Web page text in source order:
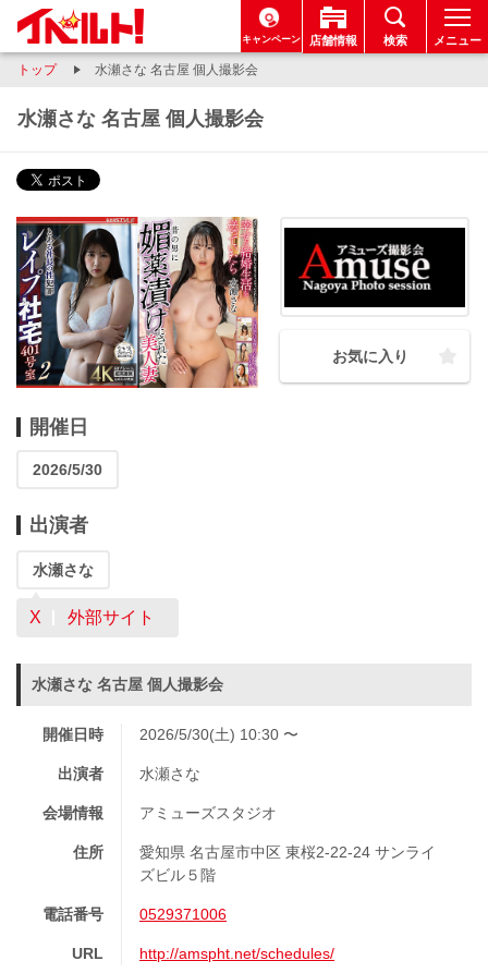
キャンペーン 店舗情報 検索 メニュー
トップ 水瀬さな 名古屋 個人撮影会
水瀬さな 名古屋 個人撮影会
お気に入り
開催日
2026/5/30
出演者
水瀬さな
X 外部サイト
水瀬さな 名古屋 個人撮影会
開催日時 2026/5/30(土) 10:30 〜
出演者 水瀬さな
会場情報 アミューズスタジオ
住所
愛知県 名古屋市中区 東桜2-22-24 サンライ
ズビル５階
電話番号 0529371006
URL http://amspht.net/schedules/